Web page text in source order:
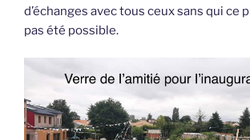
d’échanges avec tous ceux sans qui ce
pas été possible.